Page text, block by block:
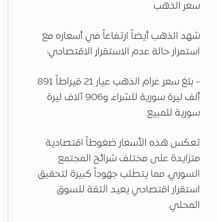
سعر الذهب
شهد الذهب أيضاً ارتفاعاً في أسعاره مع
استمرار حالة عدم الاستقرار الاقتصادي:
- بلغ سعر غرام الذهب عيار 21 قيراطاً 891
ألف ليرة سورية للشراء، و906 آلاف ليرة
سورية للمبيع.
تعكس هذه الأسعار ضغوطاً اقتصادية
متزايدة على مختلف شرائح المجتمع
السوري، مما يتطلب جهوداً كبيرة لتحقيق
استقرار اقتصادي يعيد الثقة للسوق
المحلي.